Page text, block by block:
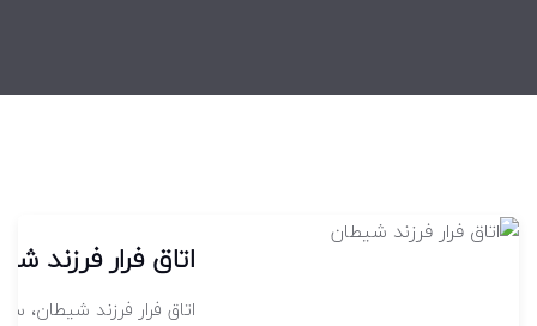
اتاق فرار فرزند
اتاق فرار فرزند شیطان،